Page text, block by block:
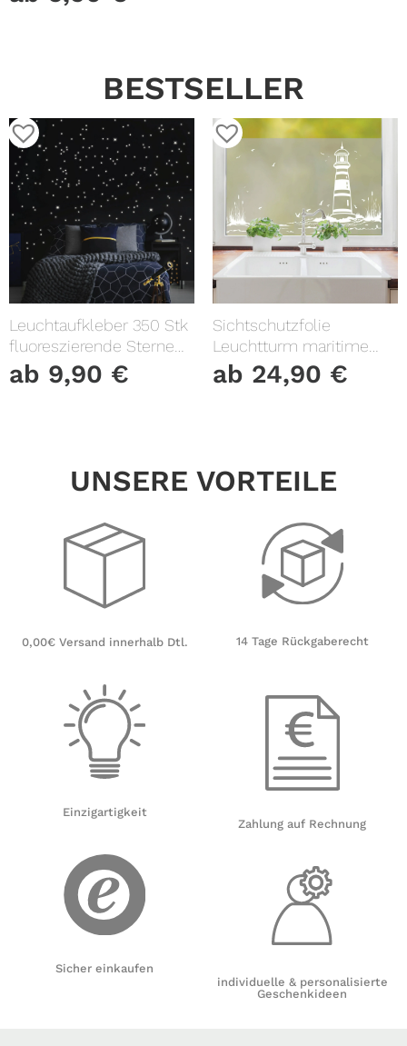
BESTSELLER
Leuchtaufkleber 350 Stk
fluoreszierende Sterne
und Punkte leuchten im
Dunklen Kinderzimmer
ab 9,90 €
Sichtschutzfolie
Leuchtturm maritime
Fensterfolie Fensterdeko
Milchglasfolie
ab 24,90 €
UNSERE VORTEILE
0,00€ Versand innerhalb Dtl.
Einzigartigkeit
Sicher einkaufen
14 Tage Rückgaberecht
Zahlung auf Rechnung
individuelle & personalisierte
Geschenkideen